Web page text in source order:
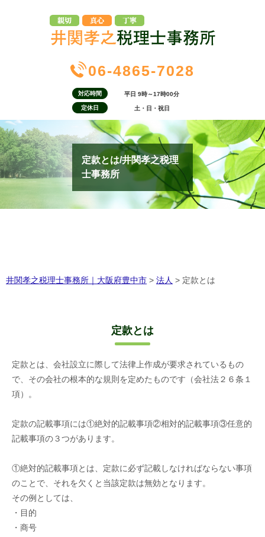
06-4865-7028
対応時間 平日 9時～17時00分
定休日 土・日・祝日
定款とは/井関孝之税理
士事務所
井関孝之税理士事務所｜大阪府豊中市 > 法人 > 定款とは
定款とは
定款とは、会社設立に際して法律上作成が要求されているもの
で、その会社の根本的な規則を定めたものです（会社法２６条１
項）。
定款の記載事項には①絶対的記載事項②相対的記載事項③任意的
記載事項の３つがあります。
①絶対的記載事項とは、定款に必ず記載しなければならない事項
のことで、それを欠くと当該定款は無効となります。
その例としては、
・目的
・商号